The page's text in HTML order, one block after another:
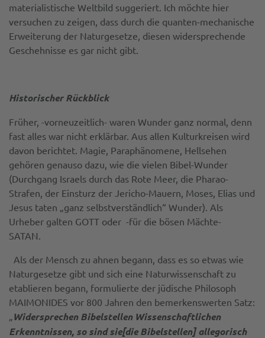
materialistische Weltbild suggeriert. Ich möchte hier
versuchen zu zeigen, dass durch die quanten-mechanische
Erweiterung der Naturgesetze, diesen widersprechende
Geschehnisse es gar nicht gibt.
Historischer Rückblick
Früher, -vorneuzeitlich- waren Wunder ganz normal, denn
fast alles war nicht erklärbar. Aus allen Kulturkreisen wird
davon berichtet. Magie, Paraphänomene, Hellsehen
gehören genauso dazu, wie die vielen Bibel-Wunder
(Durchgang Israels durch das Rote Meer, die Pharao-
Strafen, der Einsturz der Jericho-Mauern, Moses, Elias und
Jesus taten „ganz selbstverständlich“ Wunder). Als
Urheber galten GOTT oder -für die bösen Mächte-
SATAN.
Als der Mensch zu ahnen begann, dass es so etwas wie
Naturgesetze gibt und sich eine Naturwissenschaft zu
etablieren begann, formulierte der jüdische Philosoph
MAIMONIDES vor 800 Jahren den bemerkenswerten Satz:
Widersprechen Bibelstellen Wissenschaftlichen
Erkenntnissen, so sind sie[die Bibelstellen] allegorisch